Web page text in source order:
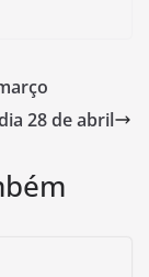
28 de abril